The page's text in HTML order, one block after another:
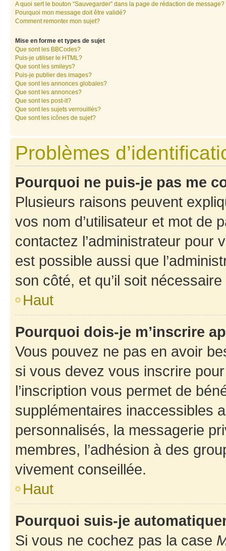
A quoi sert le bouton “Sauvegarder” dans la page de rédaction de message?
Pourquoi mon message doit être validé?
Comment remonter mon sujet?
Mise en forme et types de sujet
Que sont les BBCodes?
Puis-je utiliser le HTML?
Que sont les smileys?
Puis-je publier des images?
Que sont les annonces globales?
Que sont les annonces?
Que sont les post-it?
Que sont les sujets verrouillés?
Que sont les icônes de sujet?
Problèmes
Pourquoi ne puis-je pas me
Plusieurs raisons peuvent
vos nom d’utilisateur et mot de
contactez l’administrateur pour
est possible aussi que
son côté, et qu’il soit
Haut
Pourquoi dois-je m’inscrire
Vous pouvez ne pas en avoir
si vous devez vous inscrire
l’inscription vous permet de
supplémentaires inaccessibles
personnalisés, la messagerie
membres, l’adhésion à des
vivement conseillée.
Haut
Pourquoi suis-je
Si vous ne cochez pas la case